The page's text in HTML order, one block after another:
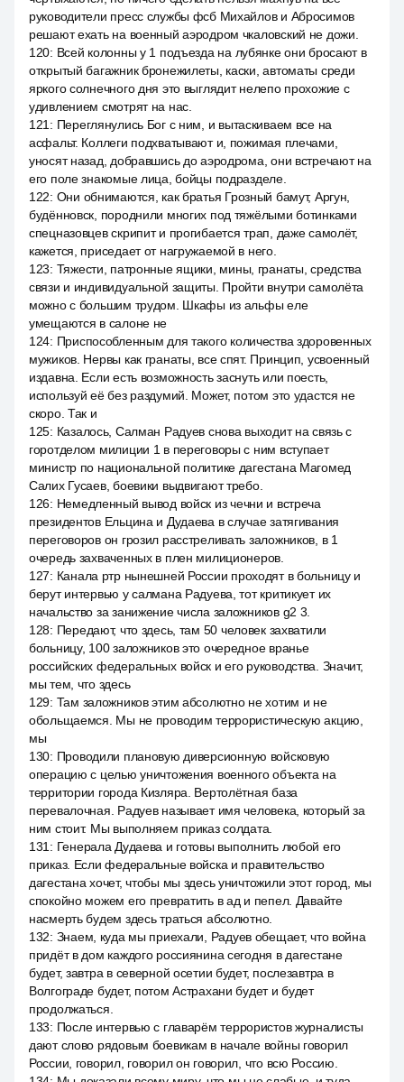
руководители пресс службы фсб Михайлов и Абросимов
решают ехать на военный аэродром чкаловский не дожи.
120: Всей колонны у 1 подъезда на лубянке они бросают в
открытый багажник бронежилеты, каски, автоматы среди
яркого солнечного дня это выглядит нелепо прохожие с
удивлением смотрят на нас.
121 : Переглянулись Бог с ним, и вытаскиваем все на
асфальт. Коллеги подхватывают и, пожимая плечами,
уносят назад, добравшись до аэродрома, они встречают на
его поле знакомые лица, бойцы подразделе.
122: Они обнимаются, как братья Грозный бамут, Аргун,
будённовск, породнили многих под тяжёлыми ботинками
спецназовцев скрипит и прогибается трап, даже самолёт,
кажется, приседает от нагружаемой в него.
123: Тяжести, патронные ящики, мины, гранаты, средства
связи и индивидуальной защиты. Пройти внутри самолёта
можно с большим трудом. Шкафы из альфы еле
умещаются в салоне не
124: Приспособленным для такого количества здоровенных
мужиков. Нервы как гранаты, все спят. Принцип, усвоенный
издавна. Если есть возможность заснуть или поесть,
используй её без раздумий. Может, потом это удастся не
скоро. Так и
125: Казалось, Салман Радуев снова выходит на связь с
горотделом милиции 1 в переговоры с ним вступает
министр по национальной политике дагестана Магомед
Салих Гусаев, боевики выдвигают требо.
126: Немедленный вывод войск из чечни и встреча
президентов Ельцина и Дудаева в случае затягивания
переговоров он грозил расстреливать заложников, в 1
очередь захваченных в плен милиционеров.
127: Канала ртр нынешней России проходят в больницу и
берут интервью у салмана Радуева, тот критикует их
начальство за занижение числа заложников g2 3.
128: Передают, что здесь, там 50 человек захватили
больницу, 100 заложников это очередное вранье
российских федеральных войск и его руководства. Значит,
мы тем, что здесь
129: Там заложников этим абсолютно не хотим и не
обольщаемся. Мы не проводим террористическую акцию,
мы
130: Проводили плановую диверсионную войсковую
операцию с целью уничтожения военного объекта на
территории города Кизляра. Вертолётная база
перевалочная. Радуев называет имя человека, который за
ним стоит. Мы выполняем приказ солдата.
131 : Генерала Дудаева и готовы выполнить любой его
приказ. Если федеральные войска и правительство
дагестана хочет, чтобы мы здесь уничтожили этот город, мы
спокойно можем его превратить в ад и пепел. Давайте
насмерть будем здесь траться абсолютно.
132: Знаем, куда мы приехали, Радуев обещает, что война
придёт в дом каждого россиянина сегодня в дагестане
будет, завтра в северной осетии будет, послезавтра в
Волгограде будет, потом Астрахани будет и будет
продолжаться.
133: После интервью с главарём террористов журналисты
дают слово рядовым боевикам в начале войны говорил
России, говорил, говорил он говорил, что всю Россию.